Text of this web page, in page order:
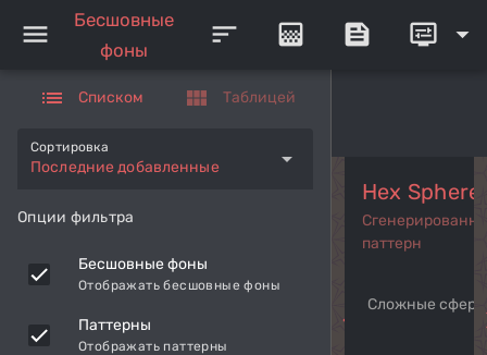
menu
Бесшовные
фоны
sort gradient feed display_settings arrow_drop_down
list Списком view_module Таблицей
Последние добавленные
Сортировка arrow_drop_down
Опции фильтра
Бесшовные фоны
Отображать бесшовные фоны
Паттерны
Отображать паттерны
navigate_before
Hex
паттерн
Сложные сферы